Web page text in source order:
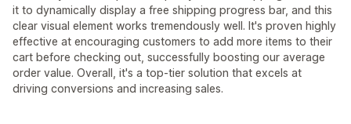
it to dynamically display a free shipping progress bar, and this
clear visual element works tremendously well. It's proven highly
effective at encouraging customers to add more items to their
cart before checking out, successfully boosting our average
order value. Overall, it's a top-tier solution that excels at
driving conversions and increasing sales.